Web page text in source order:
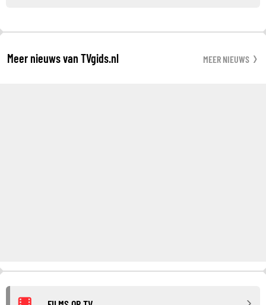
Meer nieuws van TVgids.nl MEER NIEUWS